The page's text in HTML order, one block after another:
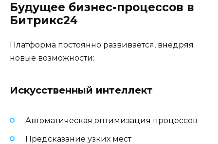
Будущее бизнес-процессов в
Битрикс24
Платформа постоянно развивается, внедряя
новые возможности:
Искусственный интеллект
Автоматическая оптимизация процессов
Предсказание узких мест